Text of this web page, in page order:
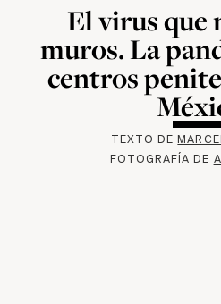
El virus que
muros. La
centros
TEXTO DE
FOTOGRAFÍA DE